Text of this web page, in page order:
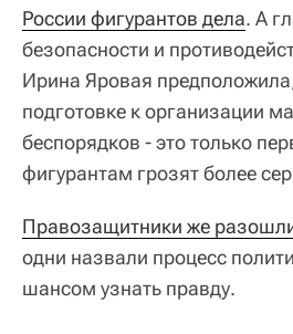
России фигурантов дела. А
безопасности и
Ирина Яровая
подготовке к организации
беспорядков - это только
фигурантам грозят более
Правозащитники же
одни назвали процесс
шансом узнать правду.